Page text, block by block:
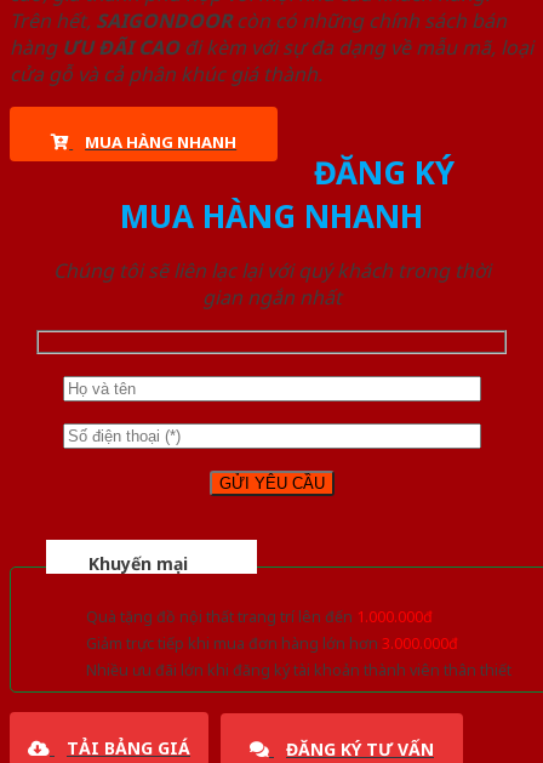
Trên hết, SAIGONDOORcòn có những chính sách bán
hàng ƯU ĐÃI CAOđi kèm với sự đa dạng về mẫu mã, loại
cửa gỗ và cả phân khúc giá thành.
MUA HÀNG NHANH
ĐĂNG KÝ
MUA HÀNG NHANH
Chúng tôi sẽ liên lạc lại với quý khách trong thời
gian ngắn nhất
Khuyến mại
Quà tặng đồ nội thất trang trí lên đến 1.000.000đ
Giảm trực tiếp khi mua đơn hàng lớn hơn 3.000.000đ
Nhiều ưu đãi lớn khi đăng ký tài khoản thành viên thân thiết
TẢI BẢNG GIÁ ĐĂNG KÝ TƯ VẤN